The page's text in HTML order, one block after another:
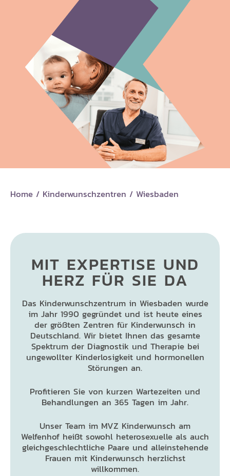
Home / Kinderwunschzentren /Wiesbaden
MIT EXPERTISE UND
HERZ FÜR SIE DA
Das Kinderwunschzentrum in Wiesbaden wurde
im Jahr 1990 gegründet und ist heute eines
der größten Zentren für Kinderwunsch in
Deutschland. Wir bietet Ihnen das gesamte
Spektrum der Diagnostik und Therapie bei
ungewollter Kinderlosigkeit und hormonellen
Störungen an.
Profitieren Sie von kurzen Wartezeiten und
Behandlungen an 365 Tagen im Jahr.
Unser Team im MVZ Kinderwunsch am
Welfenhof heißt sowohl heterosexuelle als auch
gleichgeschlechtliche Paare und alleinstehende
Frauen mit Kinderwunsch herzlichst
willkommen.